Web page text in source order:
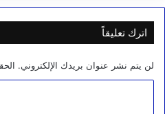
اترك تعليقاً
لن يتم نشر عنوان بريدك الإلكتروني.